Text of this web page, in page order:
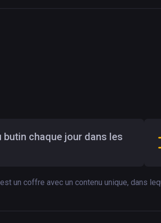
butin chaque jour dans les
un coffre avec un contenu unique, dans